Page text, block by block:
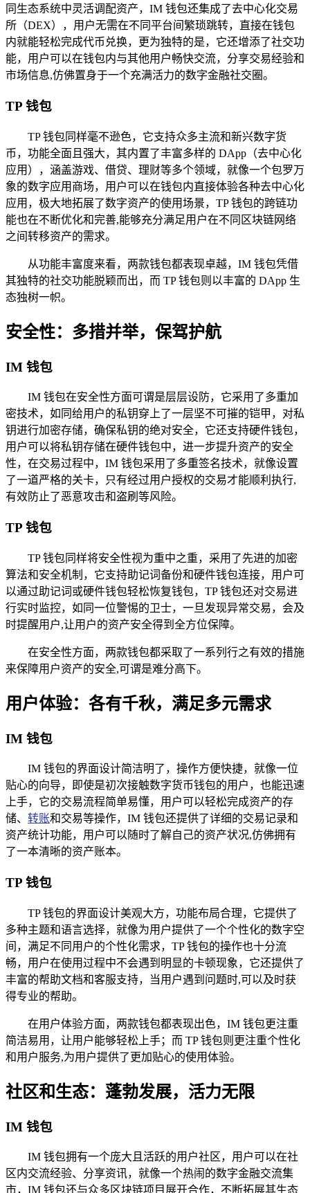
同生态系统中灵活调配资产，IM 钱包还集成了去中心化交易
所（DEX），用户无需在不同平台间繁琐跳转，直接在钱包
内就能轻松完成代币兑换，更为独特的是，它还增添了社交功
能，用户可以在钱包内与其他用户畅快交流，分享交易经验和
市场信息,仿佛置身于一个充满活力的数字金融社交圈。
TP 钱包
TP 钱包同样毫不逊色，它支持众多主流和新兴数字货
币，功能全面且强大，其内置了丰富多样的 DApp（去中心化
应用），涵盖游戏、借贷、理财等多个领域，就像一个包罗万
象的数字应用商场，用户可以在钱包内直接体验各种去中心化
应用，极大地拓展了数字资产的使用场景，TP 钱包的跨链功
能也在不断优化和完善,能够充分满足用户在不同区块链网络
之间转移资产的需求。
从功能丰富度来看，两款钱包都表现卓越，IM 钱包凭借
其独特的社交功能脱颖而出，而 TP 钱包则以丰富的 DApp 生
态独树一帜。
安全性：多措并举，保驾护航
IM 钱包
IM 钱包在安全性方面可谓是层层设防，它采用了多重加
密技术，如同给用户的私钥穿上了一层坚不可摧的铠甲，对私
钥进行加密存储，确保私钥的绝对安全，它还支持硬件钱包，
用户可以将私钥存储在硬件钱包中，进一步提升资产的安全
性，在交易过程中，IM 钱包采用了多重签名技术，就像设置
了一道严格的关卡，只有经过用户授权的交易才能顺利执行,
有效防止了恶意攻击和盗刷等风险。
TP 钱包
TP 钱包同样将安全性视为重中之重，采用了先进的加密
算法和安全机制，它支持助记词备份和硬件钱包连接，用户可
以通过助记词或硬件钱包轻松恢复钱包，TP 钱包还对交易进
行实时监控，如同一位警惕的卫士，一旦发现异常交易，会及
时提醒用户,让用户的资产安全得到全方位保障。
在安全性方面，两款钱包都采取了一系列行之有效的措施
来保障用户资产的安全,可谓是难分高下。
用户体验：各有千秋，满足多元需求
IM 钱包
IM 钱包的界面设计简洁明了，操作方便快捷，就像一位
贴心的向导，即使是初次接触数字货币钱包的用户，也能迅速
上手，它的交易流程简单易懂，用户可以轻松完成资产的存
储、 转账和交易等操作，IM 钱包还提供了详细的交易记录和
资产统计功能，用户可以随时了解自己的资产状况,仿佛拥有
了一本清晰的资产账本。
TP 钱包
TP 钱包的界面设计美观大方，功能布局合理，它提供了
多种主题和语言选择，就像为用户提供了一个个性化的数字空
间，满足不同用户的个性化需求，TP 钱包的操作也十分流
畅，用户在使用过程中不会遇到明显的卡顿现象，它还提供了
丰富的帮助文档和客服支持，当用户遇到问题时,可以及时获
得专业的帮助。
在用户体验方面，两款钱包都表现出色，IM 钱包更注重
简洁易用，让用户能够轻松上手；而 TP 钱包则更注重个性化
和用户服务,为用户提供了更加贴心的使用体验。
社区和生态：蓬勃发展，活力无限
IM 钱包
IM 钱包拥有一个庞大且活跃的用户社区，用户可以在社
区内交流经验、分享资讯，就像一个热闹的数字金融交流集
市，IM 钱包还与众多区块链项目展开合作，不断拓展其生态